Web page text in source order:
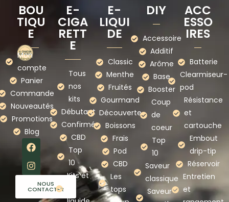
BOU
TIQU
E
Mon
compte
Panier
Commande
Nouveautés
Promotions
Blog
NOUS
CONTACTER
E-
CIGA
RETT
E
Tous
nos
kits
Débutant
Confirmé
CBD
Top
10
Kits et
E-
LIQUI
DE
Classic
Menthe
Fruités
Gourmand
Découverte
Boissons
Frais
Pod
CBD
Les
tops
DIY
Accessoire
Additif
Arôme
Base
Booster
Coup
de
coeur
Top
10
Saveur
classique
Saveur
ACC
ESSO
IRES
Batterie
Clearmiseur-
pod
Résistance
et
cartouche
Embout
drip-tip
Réservoir
Entretien
et